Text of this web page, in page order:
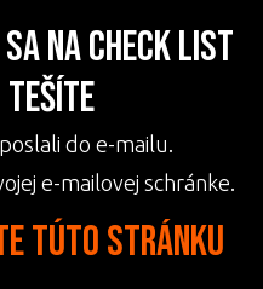
sa na check list
tešíte
do e-mailu.
e-mailovej schránke.
túto stránku